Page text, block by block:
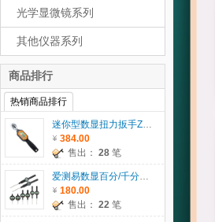
光学显微镜系列
其他仪器系列
商品排行
热销商品排行
迷你型数显扭力扳手ZWM系列
384.00
售出： 28 笔
爱测易数显百分/千分表0-5/12.7/25.4/30/50.8/100mm
180.00
售出： 22 笔